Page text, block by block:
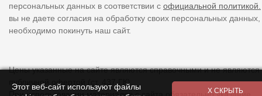
персональных данных в соответствии с официальной политикой.
вы не даете согласия на обработку своих персональных
необходимо покинуть наш сайт.
Цены указанные на сайте являются справочными и не являются
публичной офертой (ст. 437 ГК).
Этот веб-сайт используют файлы